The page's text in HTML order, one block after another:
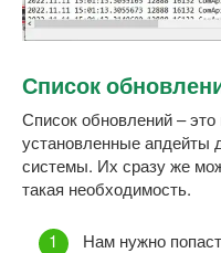
Список
Список обновлений –
установленные апдейты
системы. Их сразу же
такая необходимость.
Нам нужно